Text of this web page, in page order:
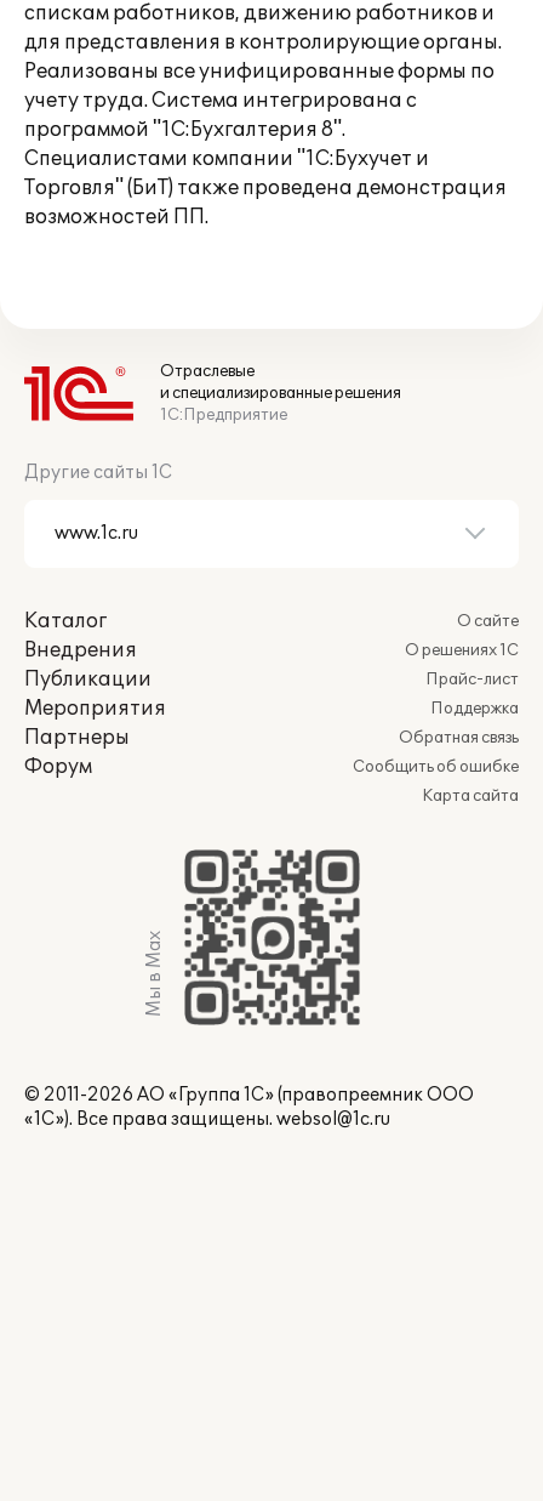
спискам работников, движению работников и
для представления в контролирующие органы.
Реализованы все унифицированные формы по
учету труда. Система интегрирована с
программой "1С:Бухгалтерия 8".
Специалистами компании "1С:Бухучет и
Торговля" (БиТ) также проведена демонстрация
возможностей ПП.
Отраслевые
и специализированные решения
1С:Предприятие
Другие сайты 1С
Каталог
Внедрения
Публикации
Мероприятия
Партнеры
Форум
О сайте
О решениях 1С
Прайс-лист
Поддержка
Обратная связь
Сообщить об ошибке
Карта сайта
Мы в Max
© 2011-2026 АО «Группа 1С» (правопреемник ООО
«1С»). Все права защищены. websol@1c.ru